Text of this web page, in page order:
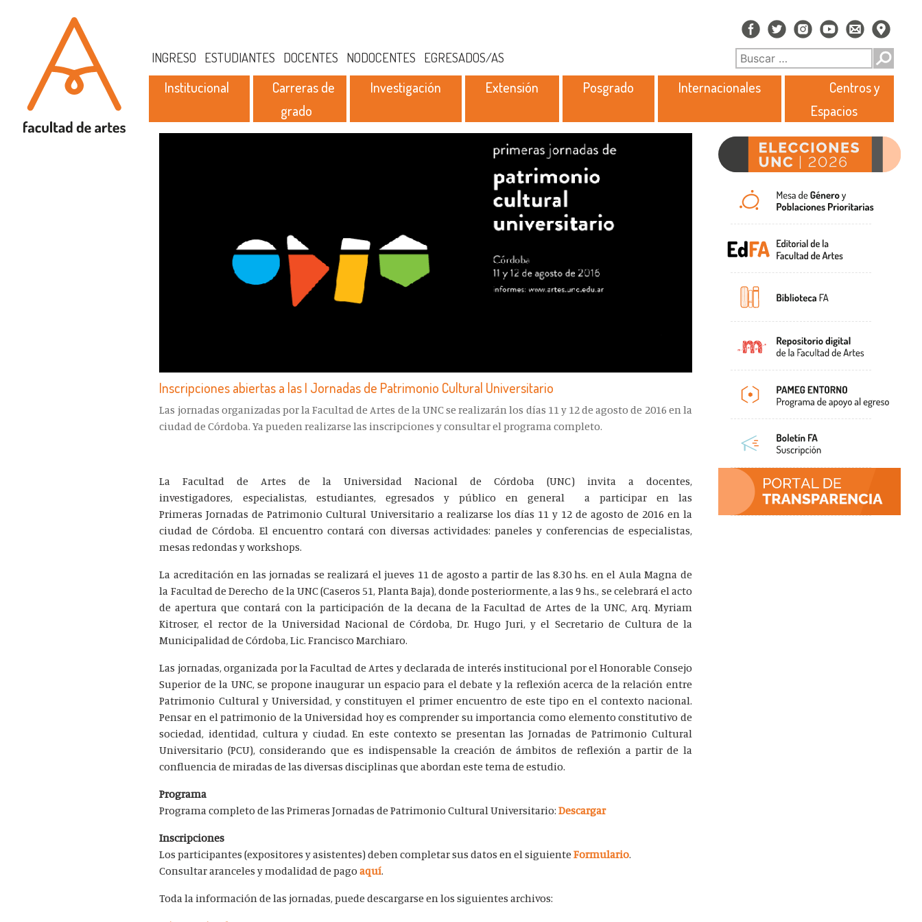
INGRESO ESTUDIANTES DOCENTES NODOCENTES EGRESADOS/AS
Institucional
Carreras de
grado
Investigación Extensión Posgrado Internacionales
Centros y
Espacios
Inscripciones abiertas a las I Jornadas de Patrimonio Cultural Universitario
Las jornadas organizadas por la Facultad de Artes de la UNC se realizarán los días 11 y 12 de agosto de 2016 en la
ciudad de Córdoba. Ya pueden realizarse las inscripciones y consultar el programa completo.
La Facultad de Artes de la Universidad Nacional de Córdoba (UNC) invita a docentes,
investigadores, especialistas, estudiantes, egresados y público en general a participar en las
Primeras Jornadas de Patrimonio Cultural Universitario a realizarse los días 11 y 12 de agosto de 2016 en la
ciudad de Córdoba. El encuentro contará con diversas actividades: paneles y conferencias de especialistas,
mesas redondas y workshops.
La acreditación en las jornadas se realizará el jueves 11 de agosto a partir de las 8.30 hs. en el Aula Magna de
la Facultad de Derecho de la UNC (Caseros 51, Planta Baja), donde posteriormente, a las 9 hs., se celebrará el acto
de apertura que contará con la participación de la decana de la Facultad de Artes de la UNC, Arq. Myriam
Kitroser, el rector de la Universidad Nacional de Córdoba, Dr. Hugo Juri, y el Secretario de Cultura de la
Municipalidad de Córdoba, Lic. Francisco Marchiaro.
Las jornadas, organizada por la Facultad de Artes y declarada de interés institucional por el Honorable Consejo
Superior de la UNC, se propone inaugurar un espacio para el debate y la reflexión acerca de la relación entre
Patrimonio Cultural y Universidad, y constituyen el primer encuentro de este tipo en el contexto nacional.
Pensar en el patrimonio de la Universidad hoy es comprender su importancia como elemento constitutivo de
sociedad, identidad, cultura y ciudad. En este contexto se presentan las Jornadas de Patrimonio Cultural
Universitario (PCU), considerando que es indispensable la creación de ámbitos de reflexión a partir de la
confluencia de miradas de las diversas disciplinas que abordan este tema de estudio.
Programa
Programa completo de las Primeras Jornadas de Patrimonio Cultural Universitario:Descargar
Inscripciones
Los participantes (expositores y asistentes) deben completar sus datos en el siguienteFormulario.
Consultar aranceles y modalidad de pagoaquí.
Toda la información de las jornadas, puede descargarse en los siguientes archivos: